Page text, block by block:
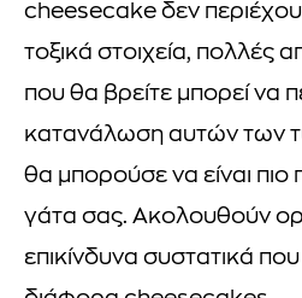
cheesecake δεν
τοξικά στοιχεία, πολλές
που θα βρείτε μπορεί να
κατανάλωση αυτών των
θα μπορούσε να είναι πιο
γάτα σας. Ακολουθούν
επικίνδυνα συστατικά